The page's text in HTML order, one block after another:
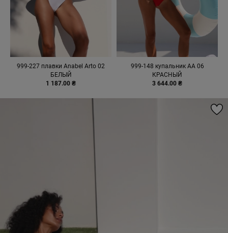
999-227 плавки Anabel Arto 02
БЕЛЫЙ
1 187.00 ₴
999-148 купальник AA 06
КРАСНЫЙ
3 644.00 ₴